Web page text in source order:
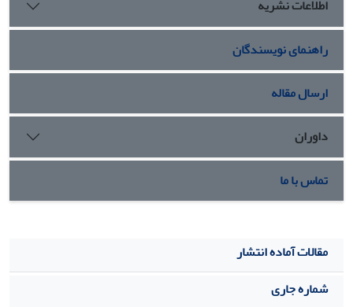
و 67/7 درصد نسبت به تیمار شاهد شد. به نظر می‌رسد کاریرد
دود - آب از طریق بهبود کارایی نیتروژن و جبران افت عملکرد
ناشی از کاهش مصرف آن منجر به بهبود شاخص‌های رشد و
عملکرد دانه گندم شد.
اطلاعات نشریه
راهنمای نویسندگان
ارسال مقاله
داوران
تماس با ما
مقالات آماده انتشار
شماره جاری